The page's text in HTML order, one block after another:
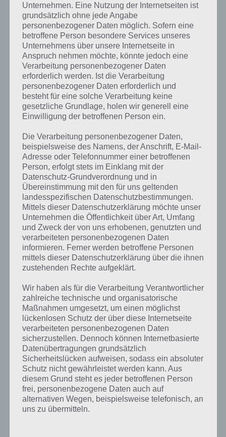
Weitere Lösungen zu 94%
gesucht? Schaue inunsere
Komplettlösung zur App! Dort
kannst du mit der Suche
schnell die Antworten und
Lösungen der über 300 Level
finden!
Du findest Lösungen auch ohne unsere Hilfe, indem du in der App
Münzen einsetzt. Da diese jedoch begrenzt sind, hast du hier stets
die Möglichkeit alle Antworten zu finden!
Die obige Lösung stimmt leider nicht mehr?
Wenn die Lösung, die wir dir oben Eltern vorgestellt haben, nicht
mehr aktuell sein sollte oder ein Wort in der Lösung von 94 Prozent
fehlt, so teile uns die korrekten Lösungen einfach in den
Kommentaren mit. Nur so können wir stets die aktuellen Antworten
auf die zahlreichen Fragen und Sachverhalte in der App geben. Da
Darum geht es bei 94%
Was ist 94%? In der App 94% musst du auf Basis eines Bildes oder
einer Aussage die Antworten herausfinden, die von anderen Spielern
am häufigsten genannt worden sind. Nur so kannst du das nächste
Level freischalten. Zusammenaddiert ergeben alle Antworten 94
Prozent, wovon die App ihren Namen hat. Entsprechend ist 94
Prozent ein Wort und Rätsel-Spiel. Bereits über 10 Millionen mal
wurde die App mittlerweile heruntergeladen und gehört mit zu den
erfolgreichsten Spiele Apps in diesem Genre im Google Play Store
Unternehmen. Eine Nutzung der Internetseiten ist
grundsätzlich ohne jede Angabe
personenbezogener Daten möglich. Sofern eine
betroffene Person besondere Services unseres
Unternehmens über unsere Internetseite in
Anspruch nehmen möchte, könnte jedoch eine
Verarbeitung personenbezogener Daten
erforderlich werden. Ist die Verarbeitung
personenbezogener Daten erforderlich und
besteht für eine solche Verarbeitung keine
gesetzliche Grundlage, holen wir generell eine
Einwilligung der betroffenen Person ein.
Die Verarbeitung personenbezogener Daten,
beispielsweise des Namens, der Anschrift, E-Mail-
Adresse oder Telefonnummer einer betroffenen
Person, erfolgt stets im Einklang mit der
Datenschutz-Grundverordnung und in
Übereinstimmung mit den für uns geltenden
landesspezifischen Datenschutzbestimmungen.
Mittels dieser Datenschutzerklärung möchte unser
Unternehmen die Öffentlichkeit über Art, Umfang
und Zweck der von uns erhobenen, genutzten und
verarbeiteten personenbezogenen Daten
informieren. Ferner werden betroffene Personen
mittels dieser Datenschutzerklärung über die ihnen
zustehenden Rechte aufgeklärt.
Wir haben als für die Verarbeitung Verantwortlicher
zahlreiche technische und organisatorische
Maßnahmen umgesetzt, um einen möglichst
lückenlosen Schutz der über diese Internetseite
verarbeiteten personenbezogenen Daten
sicherzustellen. Dennoch können Internetbasierte
Datenübertragungen grundsätzlich
Sicherheitslücken aufweisen, sodass ein absoluter
Schutz nicht gewährleistet werden kann. Aus
diesem Grund steht es jeder betroffenen Person
frei, personenbezogene Daten auch auf
alternativen Wegen, beispielsweise telefonisch, an
uns zu übermitteln.